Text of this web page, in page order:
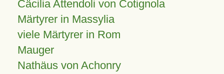
Cäcilia Attendoli von Cotignola
Märtyrer in Massylia
viele Märtyrer in Rom
Mauger
Nathäus von Achonry